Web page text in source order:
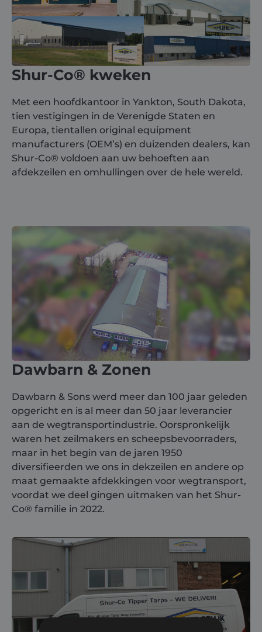
Shur-Co® kweken
Met een hoofdkantoor in Yankton, South Dakota,
tien vestigingen in de Verenigde Staten en
Europa, tientallen original equipment
manufacturers (OEM’s) en duizenden dealers, kan
Shur-Co® voldoen aan uw behoeften aan
afdekzeilen en omhullingen over de hele wereld.
Dawbarn & Zonen
Dawbarn & Sons werd meer dan 100 jaar geleden
opgericht en is al meer dan 50 jaar leverancier
aan de wegtransportindustrie. Oorspronkelijk
waren het zeilmakers en scheepsbevoorraders,
maar in het begin van de jaren 1950
diversifieerden we ons in dekzeilen en andere op
maat gemaakte afdekkingen voor wegtransport,
voordat we deel gingen uitmaken van het Shur-
Co® familie in 2022.